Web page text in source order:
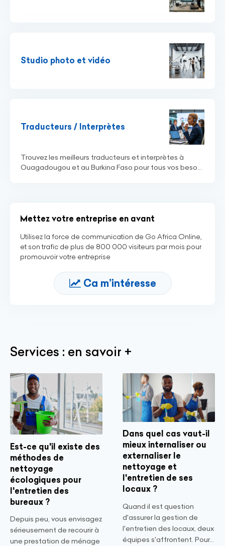
Studio photo et vidéo
Traducteurs / Interprètes
Trouvez les meilleurs traducteurs et interprètes à
Ouagadougou et au Burkina Faso pour tous vos beso...
Mettez votre entreprise en avant
Utilisez la force de communication de Go Africa Online,
et son trafic de plus de 800 000 visiteurs par mois pour
promouvoir votre entreprise
Ca m’intéresse
Services : en savoir +
Est-ce qu'il existe des
méthodes de
nettoyage
écologiques pour
l'entretien des
bureaux ?
Depuis peu, vous envisagez
sérieusement de recourir à
une prestation de ménage
Dans quel cas vaut-il
mieux internaliser ou
externaliser le
nettoyage et
l'entretien de ses
locaux ?
Quand il est question
d'assurer la gestion de
l'entretien des locaux, deux
équipes s'affrontent. Pour...